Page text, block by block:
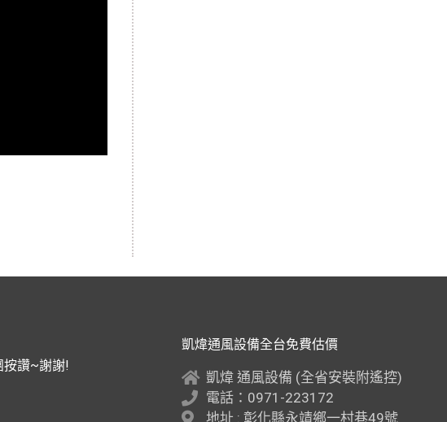
按讚~謝謝!
凱煒通風設備全台免費估價
凱煒 通風設備 (全省安裝附遙控)
電話：0971-223172
地址 : 彰化縣永靖鄉一村巷49號